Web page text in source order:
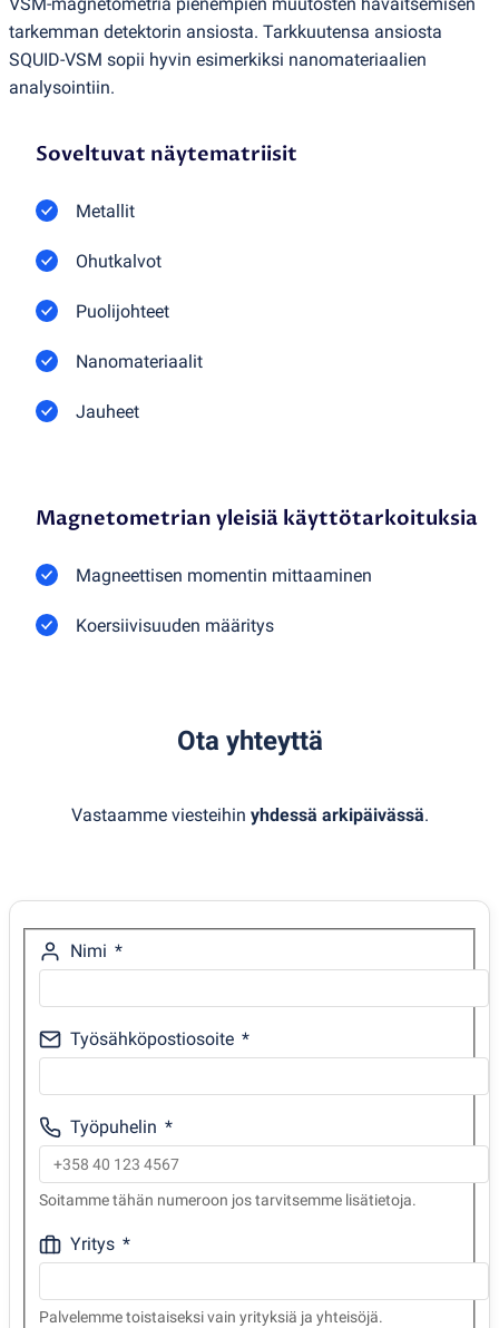
tarkemman detektorin ansiosta. Tarkkuutensa ansiosta
SQUID-VSM sopii hyvin esimerkiksi nanomateriaalien
analysointiin.
Soveltuvat näytematriisit
Metallit
Ohutkalvot
Puolijohteet
Nanomateriaalit
Jauheet
Magnetometrian yleisiä käyttötarkoituksia
Magneettisen momentin mittaaminen
Koersiivisuuden määritys
Ota yhteyttä
Vastaamme viesteihin yhdessä arkipäivässä.
Nimi
Työsähköpostiosoite
Työpuhelin
Soitamme tähän numeroon jos tarvitsemme lisätietoja.
Yritys
Palvelemme toistaiseksi vain yrityksiä ja yhteisöjä.